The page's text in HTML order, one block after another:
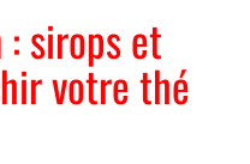
: sirops et
votre thé